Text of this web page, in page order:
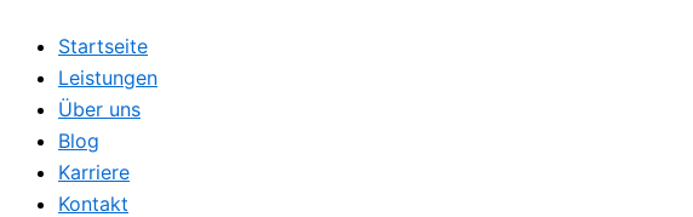
Startseite
Leistungen
Über uns
Blog
Karriere
Kontakt